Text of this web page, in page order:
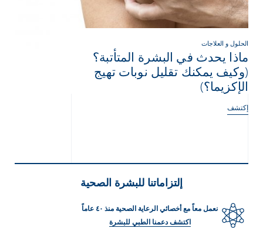
الحلول و العلاجات
ماذا يحدث في البشرة المتأتبة؟
(وكيف يمكنك تقليل نوبات تهيج
الإكزيما؟)
إكتشف
إلتزاماتنا للبشرة الصحية
نعمل معاً مع أخصائي الرعاية الصحية منذ ٤٠ عاماً
اكتشف دعمنا الطبي للبشرة